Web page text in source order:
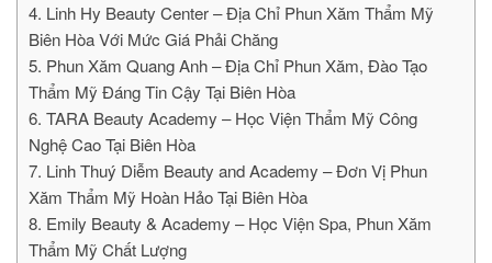
4. Linh Hy Beauty Center – Địa Chỉ Phun Xăm Thẩm Mỹ
Biên Hòa Với Mức Giá Phải Chăng
5. Phun Xăm Quang Anh – Địa Chỉ Phun Xăm, Đào Tạo
Thẩm Mỹ Đáng Tin Cậy Tại Biên Hòa
6. TARA Beauty Academy – Học Viện Thẩm Mỹ Công
Nghệ Cao Tại Biên Hòa
7. Linh Thuý Diễm Beauty and Academy – Đơn Vị Phun
Xăm Thẩm Mỹ Hoàn Hảo Tại Biên Hòa
8. Emily Beauty & Academy – Học Viện Spa, Phun Xăm
Thẩm Mỹ Chất Lượng